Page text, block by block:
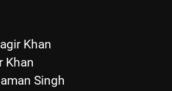
Khan
Khan
Singh